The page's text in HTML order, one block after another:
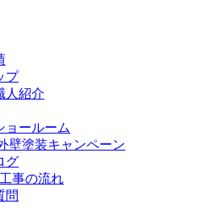
プ
人紹介
ョールーム
壁塗装キャンペーン
グ
事の流れ
問